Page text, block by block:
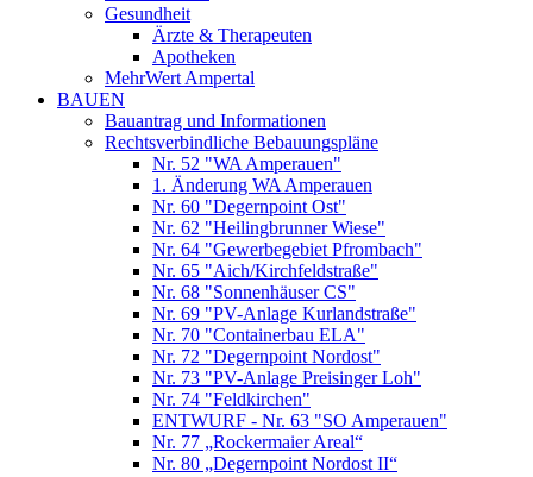
Gesundheit
Ärzte & Therapeuten
Apotheken
MehrWert Ampertal
BAUEN
Bauantrag und Informationen
Rechtsverbindliche Bebauungspläne
Nr. 52 "WA Amperauen"
1. Änderung WA Amperauen
Nr. 60 "Degernpoint Ost"
Nr. 62 "Heilingbrunner Wiese"
Nr. 64 "Gewerbegebiet Pfrombach"
Nr. 65 "Aich/Kirchfeldstraße"
Nr. 68 "Sonnenhäuser CS"
Nr. 69 "PV-Anlage Kurlandstraße"
Nr. 70 "Containerbau ELA"
Nr. 72 "Degernpoint Nordost"
Nr. 73 "PV-Anlage Preisinger Loh"
Nr. 74 "Feldkirchen"
ENTWURF - Nr. 63 "SO Amperauen"
Nr. 77 „Rockermaier Areal“
Nr. 80 „Degernpoint Nordost II“